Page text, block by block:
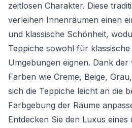
zeitlosen Charakter. Diese
verleihen Innenräumen einen
und klassische Schönheit,
Teppiche sowohl für
Umgebungen eignen. Dank
Farben wie Creme, Beige,
sich die Teppiche leicht an die
Farbgebung der Räume
Entdecken Sie den Luxus eines